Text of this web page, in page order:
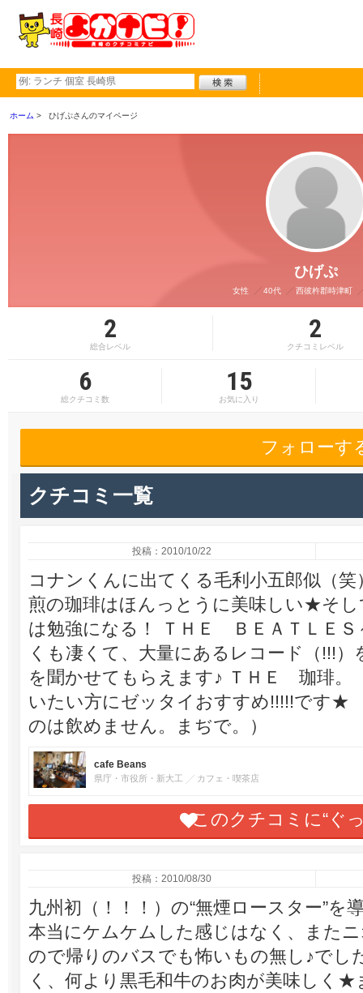
ホーム ひげぷさんのマイページ
ひげぷ
女性 40代 西彼杵郡時津町
2
総合レベル
2
クチコミレベル
6
総クチコミ数
15
お気に入り
フォローす
クチコミ一覧
投稿：2010/10/22
コナンくんに出てくる毛利小五郎似（
煎の珈琲はほんっとうに美味しい★そ
は勉強になる！ ＴＨＥ ＢＥＡＴＬＥＳ
くも凄くて、大量にあるレコード（!!!
を聞かせてもらえます♪ ＴＨＥ 珈琲
いたい方にゼッタイおすすめ!!!!!です★
のは飲めません。まぢで。）
cafe Beans
県庁・市役所・新大工 カフェ・喫茶店
このクチコミに“ぐ
投稿：2010/08/30
九州初（！！！）の“無煙ロースター”
本当にケムケムした感じはなく、また
ので帰りのバスでも怖いもの無し♪でし
く、何より黒毛和牛のお肉が美味しく